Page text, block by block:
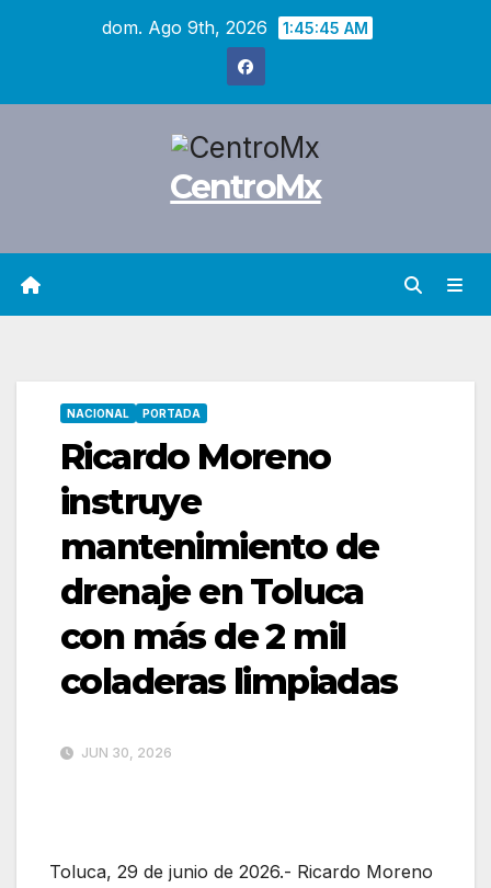
dom. Ago 9th, 2026 1:45:46 AM
CentroMx
NACIONAL PORTADA
Ricardo Moreno
instruye
mantenimiento de
drenaje en Toluca
con más de 2 mil
coladeras limpiadas
JUN 30, 2026
Toluca, 29 de junio de 2026.- Ricardo Moreno